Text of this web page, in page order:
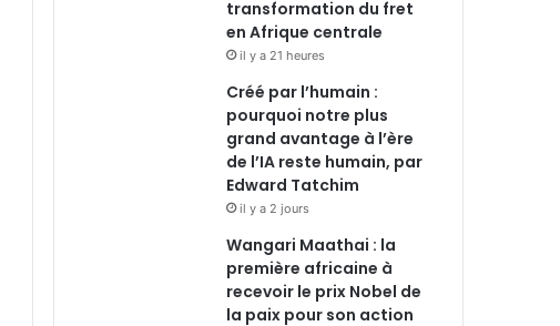
transformation du fret
en Afrique centrale
il y a 21 heures
Créé par l’humain :
pourquoi notre plus
grand avantage à l’ère
de l’IA reste humain, par
Edward Tatchim
il y a 2 jours
Wangari Maathai : la
première africaine à
recevoir le prix Nobel de
la paix pour son action